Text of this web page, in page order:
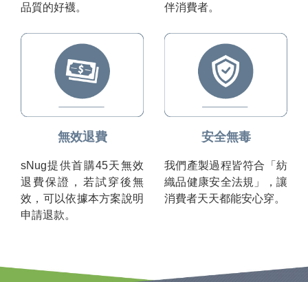
品質的好襪。
伴消費者。
無效退費
sNug提供首購45天無效
退費保證，若試穿後無
效，可以依據本方案說明
申請退款。
安全無毒
我們產製過程皆符合「紡
織品健康安全法規」，讓
消費者天天都能安心穿。